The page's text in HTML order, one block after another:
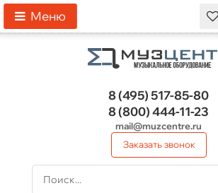
Меню
8 (495)517-85-80
8 (800)444-11-23
mail@muzcentre.ru
Заказать звонок